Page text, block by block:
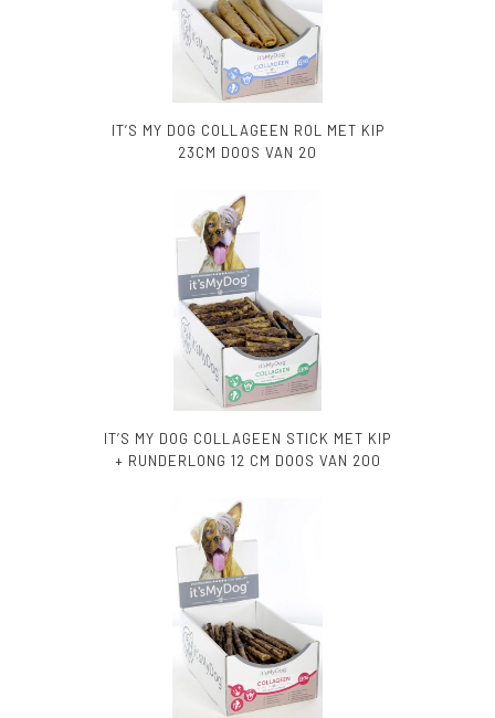
IT’S MY DOG COLLAGEEN ROL MET KIP
23CM DOOS VAN 20
IT’S MY DOG COLLAGEEN STICK MET KIP
+ RUNDERLONG 12 CM DOOS VAN 200